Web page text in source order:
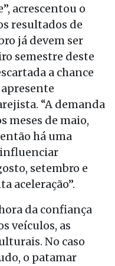
acrescentou o
resultados de
já devem ser
semestre deste
a chance
“A demanda
meses de maio,
há uma
influenciar
setembro e
aceleração”.
da confiança
veículos, as
No caso
o patamar